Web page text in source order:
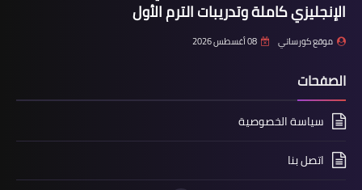
الإنجليزي كاملة وتدريبات الترم الأول
موقع كورساتي 08 أغسطس 2026
الصفحات
سياسة الخصوصية
اتصل بنا